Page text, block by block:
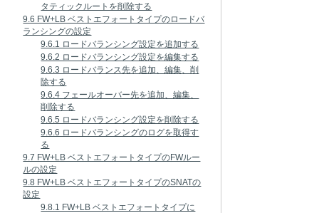
タティックルートを削除する
9.6 FW+LB ベストエフォートタイプのロードバ
ランシングの設定
9.6.1 ロードバランシング設定を追加する
9.6.2 ロードバランシング設定を編集する
9.6.3 ロードバランス先を追加、編集、削
除する
9.6.4 フェールオーバー先を追加、編集、
削除する
9.6.5 ロードバランシング設定を削除する
9.6.6 ロードバランシングのログを取得す
る
9.7 FW+LB ベストエフォートタイプのFWルー
ルの設定
9.8 FW+LB ベストエフォートタイプのSNATの
設定
9.8.1 FW+LB ベストエフォートタイプに